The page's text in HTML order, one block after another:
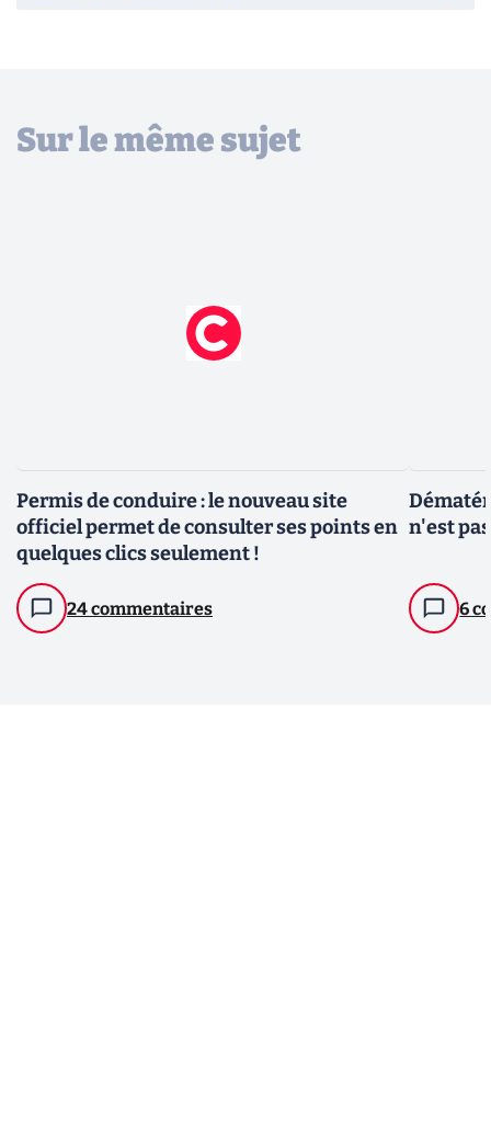
Sur le même sujet
Permis de conduire : le nouveau site
officiel permet de consulter ses points en
quelques clics seulement !
24 commentaires
n'est
6